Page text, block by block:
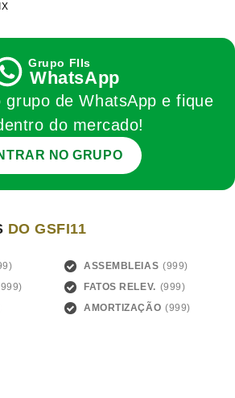
WhatsApp
grupo de WhatsApp e fique
do mercado!
NO GRUPO
DO GSFI11
ASSEMBLEIAS
FATOS RELEV.
AMORTIZAÇÃO